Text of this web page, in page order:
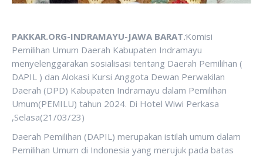
PAKKAR.ORG-INDRAMAYU-JAWA BARAT:Komisi
Pemilihan Umum Daerah Kabupaten Indramayu
menyelenggarakan sosialisasi tentang Daerah Pemilihan (
DAPIL ) dan Alokasi Kursi Anggota Dewan Perwakilan
Daerah (DPD) Kabupaten Indramayu dalam Pemilihan
Umum(PEMILU) tahun 2024. Di Hotel Wiwi Perkasa
,Selasa(21/03/23)
Daerah Pemilihan (DAPIL) merupakan istilah umum dalam
Pemilihan Umum di Indonesia yang merujuk pada batas